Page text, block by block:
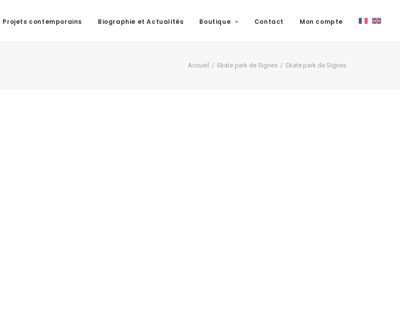
Projets contemporains Biographie et Actualités Boutique Contact Mon compte
Accueil Skate park de Signes Skate park de Signes